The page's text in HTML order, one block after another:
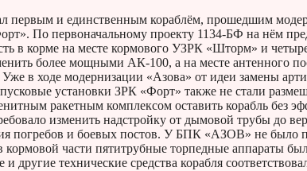
пер­вым и един­ствен­ным ко­раб­лём, про­шед­шим
По пер­во­на­чаль­но­му про­ек­ту 1134-БФ на нём
в корме на месте кор­мо­во­го УЗРК «Шторм» и
более мощ­ны­ми АК-100, а на месте ан­тен­но­го
в ходе мо­дер­ни­за­ции «Азова» от идеи за­ме­ны
уста­нов­ки ЗРК «Форт» также не стали
ра­кет­ным ком­плек­сом оста­вить ко­рабль без
из­ме­нить над­строй­ку от ды­мо­вой трубы до
по­гре­бов и бо­е­вых по­стов. У БПК «АЗОВ» не было
кор­мо­вой части пя­тит­руб­ные тор­пед­ные ап­па­ра­ты
тех­ни­че­ские сред­ства ко­раб­ля